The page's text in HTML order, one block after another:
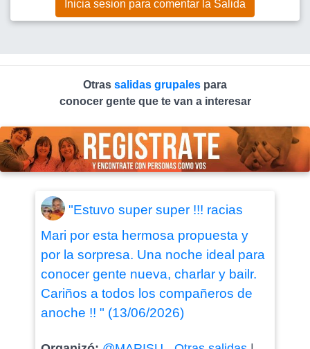
Inicia sesion para comentar la Salida
Otras salidas grupales para
conocer gente que te van a interesar
"Estuvo super super !!! racias
Mari por esta hermosa propuesta y
por la sorpresa. Una noche ideal para
conocer gente nueva, charlar y bailr.
Cariños a todos los compañeros de
anoche !! " (13/06/2026)